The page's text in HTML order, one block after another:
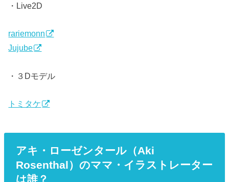
・Live2D
rariemonn
Jujube
・３Dモデル
トミタケ
アキ・ローゼンタール（Aki
Rosenthal）のママ・イラストレーター
は誰？